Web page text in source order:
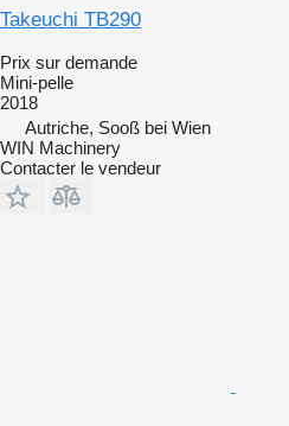
Takeuchi TB290
Prix sur demande
Mini-pelle
2018
Autriche, Sooß bei Wien
WIN Machinery
Contacter le vendeur